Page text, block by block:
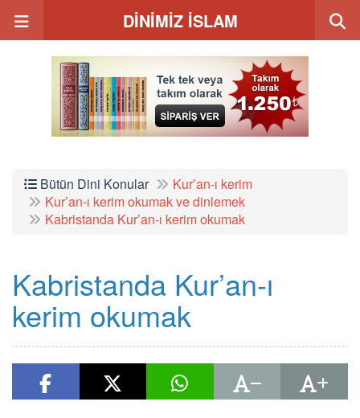
DİNİMİZ İSLAM
Bütün Dini Konular
Kur’an-ı kerim
Kur’an-ı kerim okumak ve dinlemek
Kabristanda Kur’an-ı kerim okumak
Kabristanda Kur’an-ı
kerim okumak